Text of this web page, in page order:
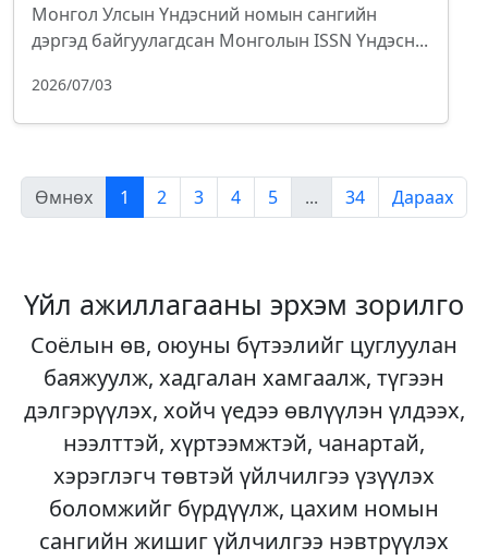
Монгол Улсын Үндэсний номын сангийн
дэргэд байгуулагдсан Монголын ISSN Үндэсн...
2026/07/03
Өмнөх 1 2 3 4 5 ... 34 Дараах
Үйл ажиллагааны эрхэм зорилго
Соёлын өв, оюуны бүтээлийг цуглуулан
баяжуулж, хадгалан хамгаалж, түгээн
дэлгэрүүлэх, хойч үедээ өвлүүлэн үлдээх,
нээлттэй, хүртээмжтэй, чанартай,
хэрэглэгч төвтэй үйлчилгээ үзүүлэх
боломжийг бүрдүүлж, цахим номын
сангийн жишиг үйлчилгээ нэвтрүүлэх